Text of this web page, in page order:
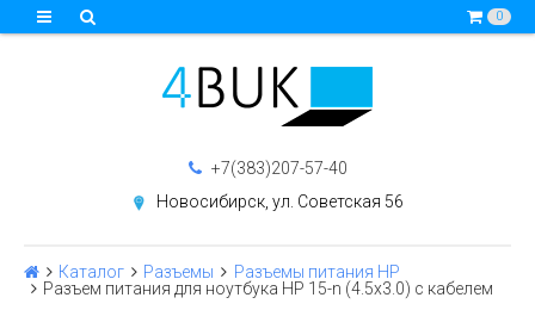
0
+7(383)207-57-40
Новосибирск, ул. Советская 56
Каталог Разъемы
Разъемы питания HP
Разъем питания для ноутбука HP 15-n (4.5x3.0) с кабелем